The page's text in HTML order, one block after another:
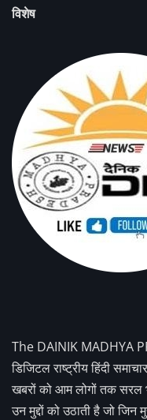
विशेष
The DAINIK MADHYA
डिजिटल राष्ट्रीय हिंदी
खबरों को आम लोगों तक सरल
उन मुद्दों को उठाती है जो जिन